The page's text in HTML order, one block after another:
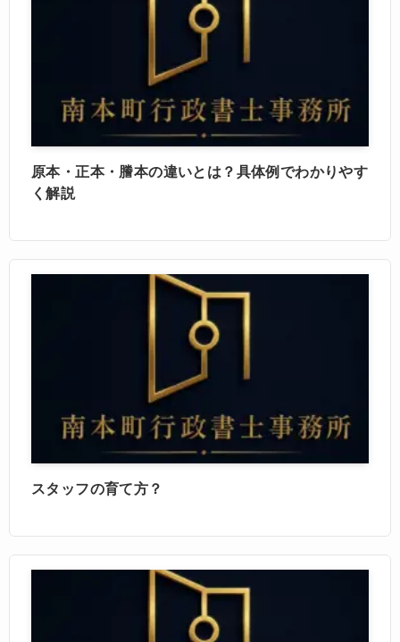
原本・正本・謄本の違いとは？具体例でわかりやす
く解説
スタッフの育て方？